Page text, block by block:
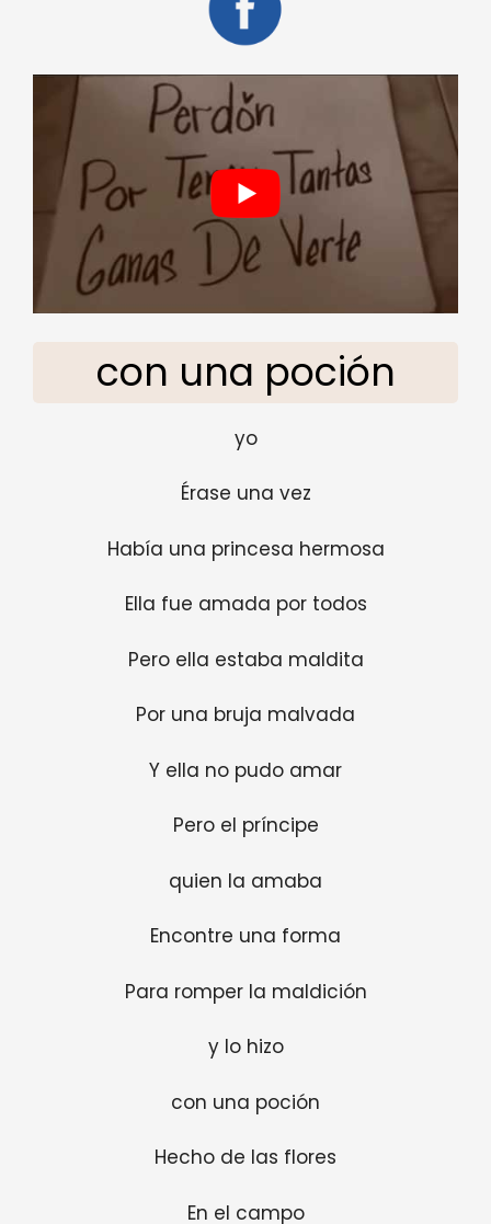
con una poción
yo
Érase una vez
Había una princesa hermosa
Ella fue amada por todos
Pero ella estaba maldita
Por una bruja malvada
Y ella no pudo amar
Pero el príncipe
quien la amaba
Encontre una forma
Para romper la maldición
y lo hizo
con una poción
Hecho de las flores
En el campo